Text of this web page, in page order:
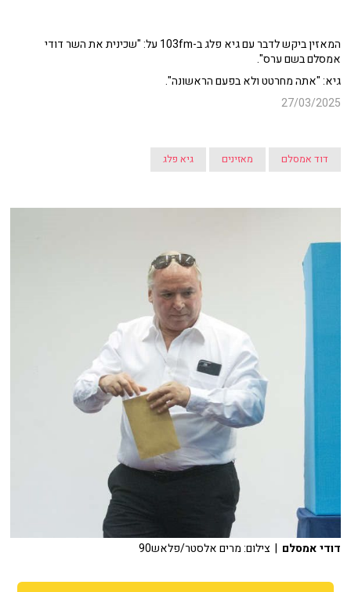
המאזין ביקש לדבר עם גיא פלג ב-103fm על: "שכינית את השר דודי
אמסלם בשם ערס".
גיא: "אתה מחרטט ולא בפעם הראשונה".
27/03/2025
דוד אמסלם מאזינים גיא פלג
דודי אמסלם | צילום: מרים אלסטר/פלאש90